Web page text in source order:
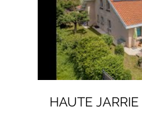
HAUTE